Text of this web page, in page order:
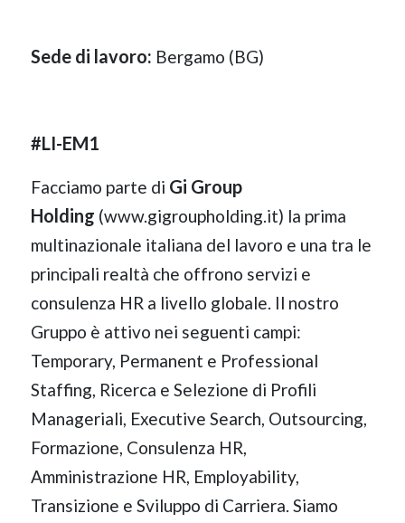
Sede di lavoro: Bergamo (BG)
#LI-EM1
Facciamo parte di Gi Group
Holding (www.gigroupholding.it) la prima
multinazionale italiana del lavoro e una tra le
principali realtà che offrono servizi e
consulenza HR a livello globale. Il nostro
Gruppo è attivo nei seguenti campi:
Temporary, Permanent e Professional
Staffing, Ricerca e Selezione di Profili
Manageriali, Executive Search, Outsourcing,
Formazione, Consulenza HR,
Amministrazione HR, Employability,
Transizione e Sviluppo di Carriera. Siamo